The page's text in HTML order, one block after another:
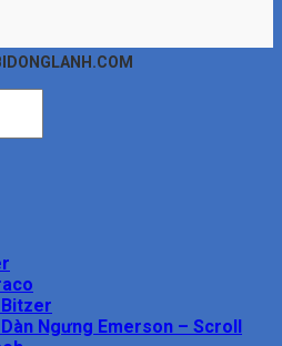
Bitzer
Ngưng Emerson – Scroll